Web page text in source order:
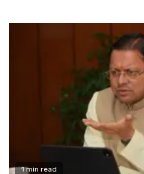
1 min read